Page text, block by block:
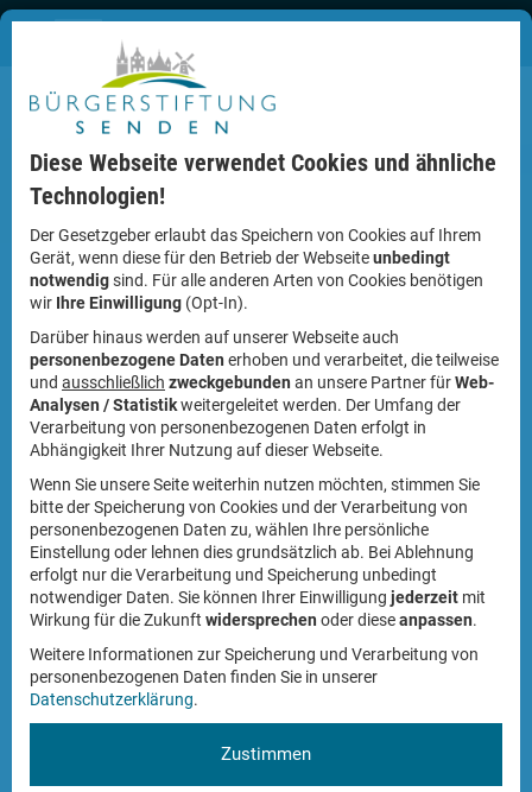
Bürgerstiftung sponsert Rotkreuzdosen
Die Rotkreuzdose, die mit vielen relevanten Infos, im
Kühlschrank aufbewahrt wird, kann Leben retten. Im Ernstfall
ist es für Rettungskräfte oftmals schwer, alle medizinischen
relevanten Informationen der betroffenen Person zu erhalten.
Die Rotkreuzdose soll Abhilfe schaffen. Sie wird im
Kühlschrank aufbewahrt, den die Rettungskräfte in praktisch
jeder Wohnung leicht finden. In dem Kunststoffbehälter
schlummert ein Datenblatt, das zuvor gewissenhaft
ausgefüllt und durch weitere Papiere ergänzt werden kann.
Der Bürgerstiftung Senden war es ein Anliegen, die
Verbreitung der Rotkreuzdosen zu fördern, weshalb die
Stiftung 750 Euro in das Projekt investiert.
Lesen Sie mehr über das Projekt:
coesfeld/senden/zugriff-auf-informationen-kann-leben-retten-
1430265
Diese Webseite verwendet Cookies und ähnliche
Technologien!
Der Gesetzgeber erlaubt das Speichern von Cookies auf Ihrem
Gerät, wenn diese für den Betrieb der Webseiteunbedingt
notwendigsind. Für alle anderen Arten von Cookies benötigen
wir Ihre Einwilligung (Opt-In).
Darüber hinaus werden auf unserer Webseite auch
personenbezogene Daten erhoben und verarbeitet, die teilweise
und ausschließlich zweckgebunden an unsere Partner fürWeb-
Analysen / Statistikweitergeleitet werden. Der Umfang der
Verarbeitung von personenbezogenen Daten erfolgt in
Abhängigkeit Ihrer Nutzung auf dieser Webseite.
Wenn Sie unsere Seite weiterhin nutzen möchten, stimmen Sie
bitte der Speicherung von Cookies und der Verarbeitung von
personenbezogenen Daten zu, wählen Ihre persönliche
Einstellung oder lehnen dies grundsätzlich ab. Bei Ablehnung
erfolgt nur die Verarbeitung und Speicherung unbedingt
notwendiger Daten. Sie können Ihrer Einwilligung jederzeit mit
Wirkung für die Zukunft widersprechen oder dieseanpassen.
Weitere Informationen zur Speicherung und Verarbeitung von
personenbezogenen Daten finden Sie in unserer
Datenschutzerklärung.
Zustimmen